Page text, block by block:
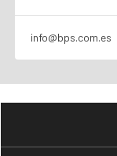
info@bps.com.es